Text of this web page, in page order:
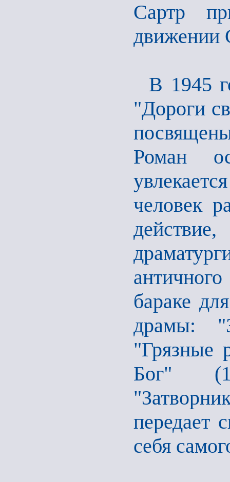
Сартр
движении
В 1945
"Дороги
Роман
человек
бараке
драмы:
"Грязные
Бог"
передает
себя